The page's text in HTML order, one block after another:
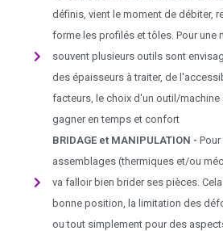
définis, vient le moment de débiter,
forme les profilés et tôles. Pour une
souvent plusieurs outils sont
des épaisseurs à traiter, de
facteurs, le choix d'un outil/
gagner en temps et confort
BRIDAGE et MANIPULATION -
assemblages (thermiques et/ou
va falloir bien brider ses pièces.
bonne position, la limitation des
ou tout simplement pour des